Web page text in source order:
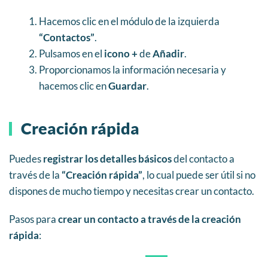
Hacemos clic en el módulo de la izquierda
“Contactos”.
Pulsamos en el icono +deAñadir.
Proporcionamos la información necesaria y
hacemos clic enGuardar.
Creación rápida
Puedesregistrar los detalles básicosdel contacto a
través de la“Creación rápida”, lo cual puede ser útil si no
dispones de mucho tiempo y necesitas crear un contacto.
Pasos paracrear un contacto a través de la creación
rápida: